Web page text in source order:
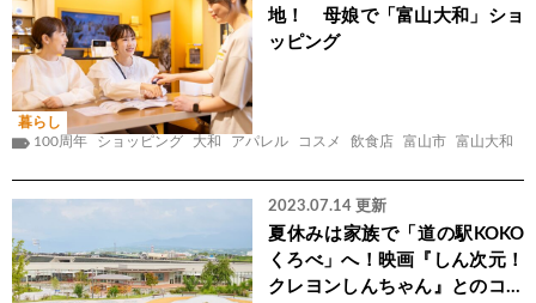
暮らし
地！ 母娘で「富山大和」ショ
ッピング
100周年 ショッピング 大和 アパレル コスメ 飲食店 富山市 富山大和
2023.07.14 更新
夏休みは家族で「道の駅KOKO
くろべ」へ！映画『しん次元！
クレヨンしんちゃん』とのコラ